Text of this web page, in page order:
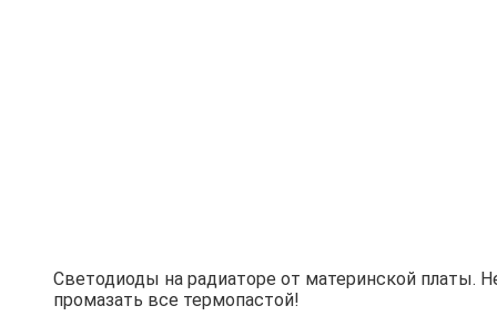
Светодиоды на радиаторе от материнской платы.
промазать все термопастой!